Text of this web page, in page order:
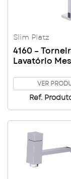
Slim Platz
4160 –
Lavatório
VER
Ref.